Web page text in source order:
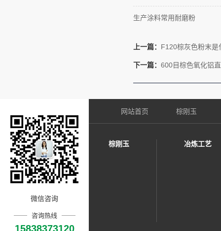
生产涂料常用耐磨粉
上一篇： F120棕灰色粉末是
下一篇： 600目棕色氧化铝
微信咨询
咨询热线
15838373120
网站首页 棕刚玉
棕刚玉 冶炼工艺